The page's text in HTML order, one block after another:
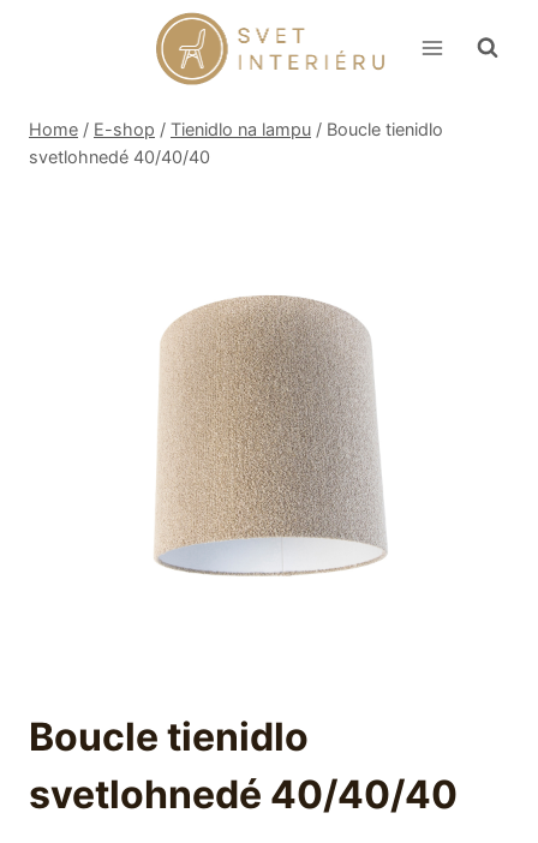
Home / E-shop / Tienidlo na lampu / Boucle tienidlo
svetlohnedé 40/40/40
Boucle tienidlo
svetlohnedé 40/40/40